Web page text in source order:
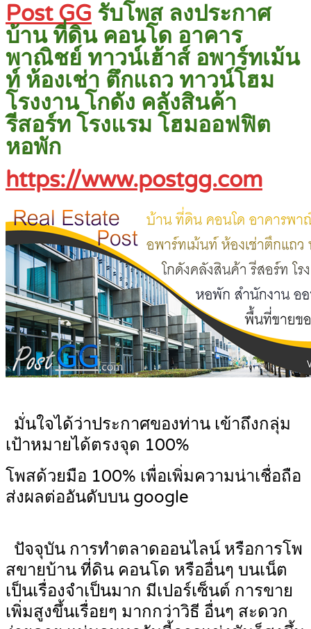
Post GG รับโพส ลงประกาศ
บ้าน ที่ดิน คอนโด อาคาร
พาณิชย์ ทาวน์เฮ้าส์ อพาร์ทเม้น
ท์ ห้องเช่า ตึกแถว ทาวน์โฮม
โรงงาน โกดัง คลังสินค้า
รีสอร์ท โรงแรม โฮมออฟฟิต
หอพัก
https://www.postgg.com
มั่นใจได้ว่าประกาศของท่าน เข้าถึงกลุ่ม
เป้าหมายได้ตรงจุด 100%
โพสด้วยมือ 100% เพื่อเพิ่มความน่าเชื่อถือ
ส่งผลต่ออันดับบน google
ปัจจุบัน การทำตลาดออนไลน์ หรือการโพ
สขายบ้าน ที่ดิน คอนโด หรืออื่นๆ บนเน็ต
เป็นเรื่องจำเป็นมาก มีเปอร์เซ็นต์ การขาย
เพิ่มสูงขึ้นเรื่อยๆ มากกว่าวิธี อื่นๆ สะดวก